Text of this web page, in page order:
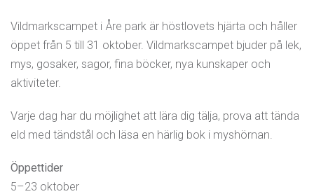
Vildmarkscampet i Åre park är höstlovets hjärta och håller
öppet från 5 till 31 oktober. Vildmarkscampet bjuder på lek,
mys, gosaker, sagor, fina böcker, nya kunskaper och
aktiviteter.
Varje dag har du möjlighet att lära dig tälja, prova att tända
eld med tändstål och läsa en härlig bok i myshörnan.
Öppettider
5–23 oktober